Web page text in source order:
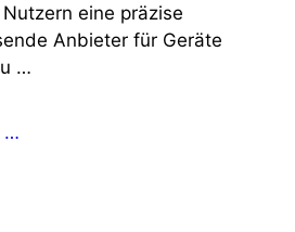
eine präzise
Anbieter für Geräte
…
…